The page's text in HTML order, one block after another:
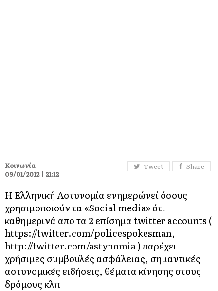
Tweet Share
Κοινωνία
09/01/2012 | 21:12
Η Ελληνική Αστυνομία ενημερώνεί όσους
χρησιμοποιούν τα «Social media» ότι
καθημερινά απο τα 2 επίσημα twitter accounts (
https://twitter.com/policespokesman,
http://twitter.com/astynomia) παρέχει
χρήσιμες συμβουλές ασφάλειας, σημαντικές
αστυνομικές ειδήσεις, θέματα κίνησης στους
δρόμους κλπ